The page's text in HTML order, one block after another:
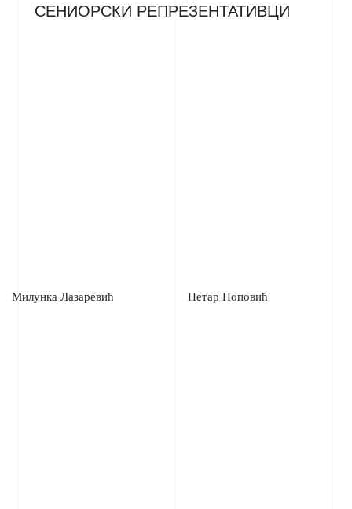
СЕНИОРСКИ РЕПРЕЗЕНТАТИВЦИ
Милунка Лазаревић Петар Поповић